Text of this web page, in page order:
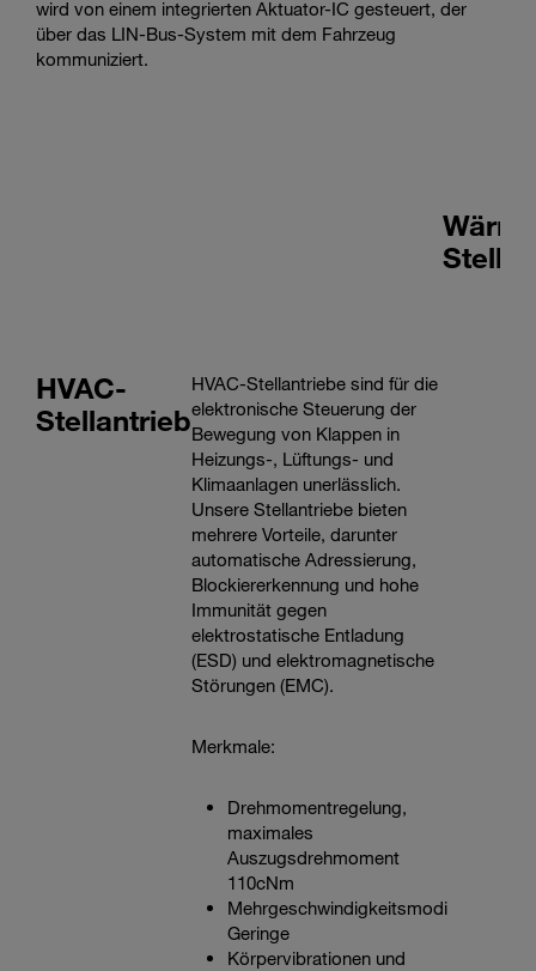
wird von einem integrierten Aktuator-IC gesteuert, der
über das LIN-Bus-System mit dem Fahrzeug
kommuniziert.
HVAC-
Stellantrieb
HVAC-Stellantriebe sind für die
elektronische Steuerung der
Bewegung von Klappen in
Heizungs-, Lüftungs- und
Klimaanlagen unerlässlich.
Unsere Stellantriebe bieten
mehrere Vorteile, darunter
automatische Adressierung,
Blockiererkennung und hohe
Immunität gegen
elektrostatische Entladung
(ESD) und elektromagnetische
Störungen (EMC).
Merkmale:
Drehmomentregelung,
maximales
Auszugsdrehmoment
110cNm
Mehrgeschwindigkeitsmodi
Geringe
Körpervibrationen und